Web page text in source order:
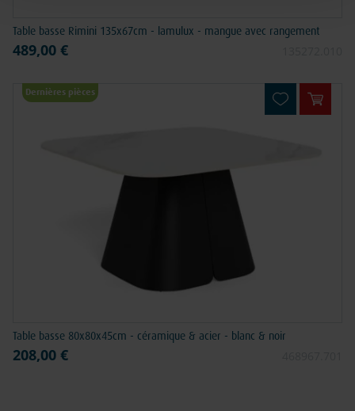
Table basse Rimini 135x67cm - lamulux - mangue avec rangement
489,00 €
Dernières pièces
Table basse 80x80x45cm - céramique & acier - blanc & noir
208,00 €